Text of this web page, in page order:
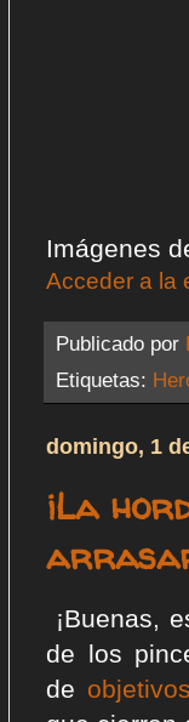
Imágenes
Acceder a la
Publicado por
Etiquetas:
domingo, 1
¡La
arrasar
¡Buenas,
de los
de